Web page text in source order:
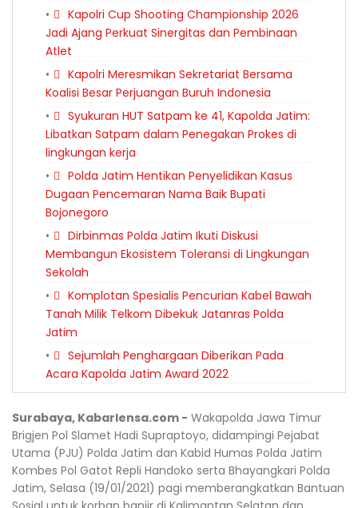
Kapolri Cup Shooting Championship 2026
Jadi Ajang Perkuat Sinergitas dan Pembinaan
Atlet
Kapolri Meresmikan Sekretariat Bersama
Koalisi Besar Perjuangan Buruh Indonesia
Syukuran HUT Satpam ke 41, Kapolda Jatim:
Libatkan Satpam dalam Penegakan Prokes di
lingkungan kerja
Polda Jatim Hentikan Penyelidikan Kasus
Dugaan Pencemaran Nama Baik Bupati
Bojonegoro
Dirbinmas Polda Jatim Ikuti Diskusi
Membangun Ekosistem Toleransi di Lingkungan
Sekolah
Komplotan Spesialis Pencurian Kabel Bawah
Tanah Milik Telkom Dibekuk Jatanras Polda
Jatim
Sejumlah Penghargaan Diberikan Pada
Acara Kapolda Jatim Award 2022
Surabaya, Kabarlensa.com - Wakapolda Jawa Timur
Brigjen Pol Slamet Hadi Supraptoyo, didampingi Pejabat
Utama (PJU) Polda Jatim dan Kabid Humas Polda Jatim
Kombes Pol Gatot Repli Handoko serta Bhayangkari Polda
Jatim, Selasa (19/01/2021) pagi memberangkatkan Bantuan